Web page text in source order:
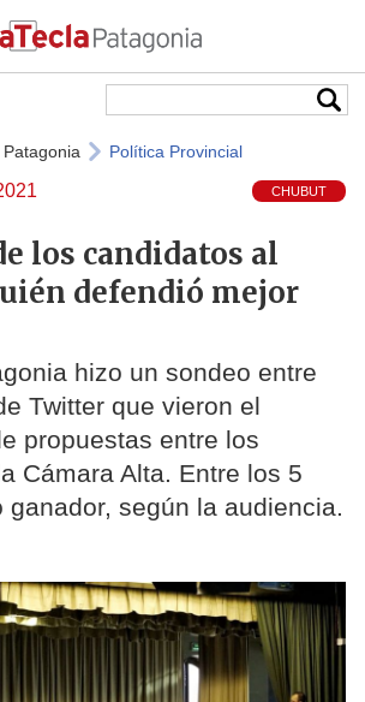
Patagonia Política Provincial
CHUBUT
los candidatos al
defendió mejor
hizo un sondeo entre
Twitter que vieron el
propuestas entre los
Cámara Alta. Entre los 5
ganador, según la audiencia.